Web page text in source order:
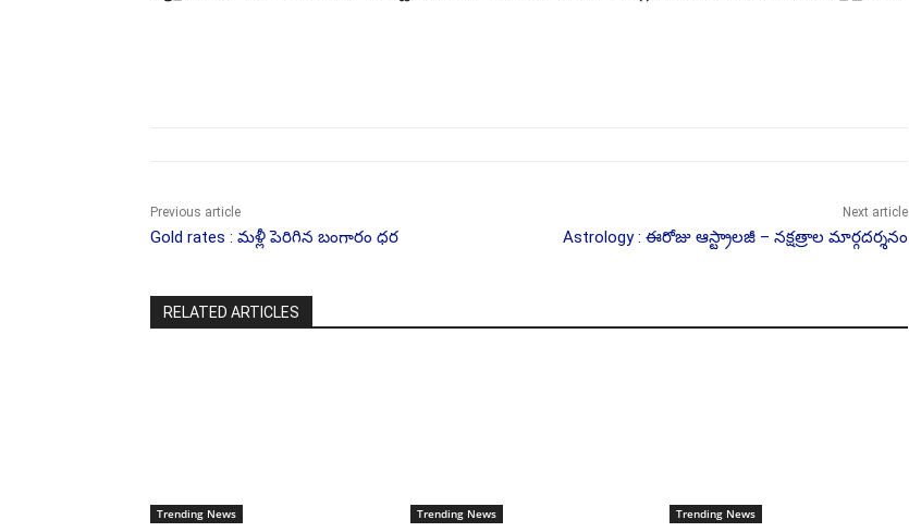
Previous article
Gold rates : మ‌ళ్లీ పెరిగిన బంగారం ధ‌ర‌
Next article
Astrology : ఈరోజు ఆస్ట్రాలజీ – నక్షత్రాల మార్గదర్శనం
RELATED ARTICLES
Trending News Trending News Trending News